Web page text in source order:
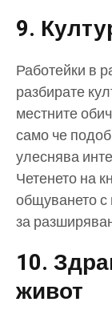
9.
Работейки в
разбирате
местните
само че
улеснява
Четенето на
общуването с
за
10.
живот